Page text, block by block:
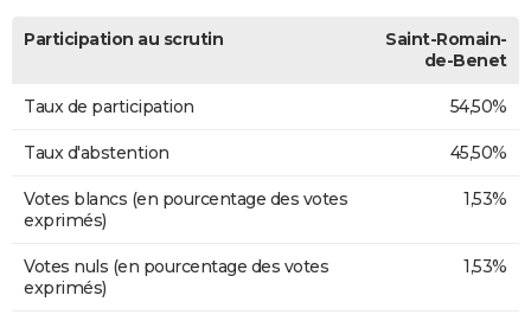
Participation au scrutin
Saint-Romain-
de-Benet
Taux de participation 54,50%
Taux d'abstention 45,50%
Votes blancs (en pourcentage des votes
exprimés)
1,53%
Votes nuls (en pourcentage des votes
exprimés)
1,53%